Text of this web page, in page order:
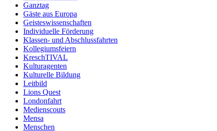
Ganztag
Gäste aus Europa
Geisteswissenschaften
Individuelle Förderung
Klassen- und Abschlussfahrten
Kollegiumsfeiern
KreschTIVAL
Kulturagenten
Kulturelle Bildung
Leitbild
Lions Quest
Londonfahrt
Medienscouts
Mensa
Menschen